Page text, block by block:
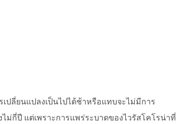
ลี่ยนแปลงเป็นไปได้ช้าหรือแทบจะไม่มีการ
ไม่กี่ปี แต่เพราะการแพร่ระบาดของไวรัสโคโรน่าที่